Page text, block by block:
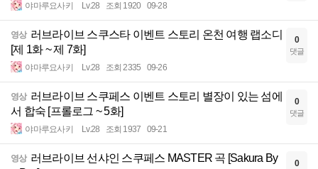
야마루요사키 Lv.28 조회 1920 09-28
영상 러브라이브 스쿠스타 이벤트 스토리 온천 여행 랩소디
[제 1화 ~ 제 7화]
야마루요사키 Lv.28 조회 2335 09-26
0
댓글
영상 러브라이브 스쿠페스 이벤트 스토리 별장이 있는 섬에
서 합숙 [프롤로그 ~ 5화]
야마루요사키 Lv.28 조회 1937 09-21
0
댓글
영상 러브라이브 선샤인 스쿠페스 MASTER 곡 [Sakura By
0